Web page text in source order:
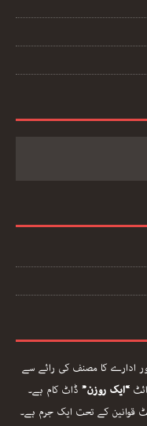
ادارے کا مصنف کی رائے سے
“ایک روزن” ڈاٹ کام ہے۔
قوانین کے تحت ایک جرم ہے۔